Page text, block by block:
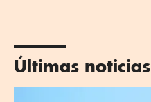
Últimas noticias